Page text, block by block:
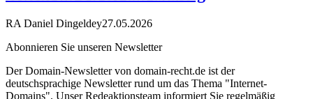
RA Daniel Dingeldey27.05.2026
Abonnieren Sie unseren Newsletter
Der Domain-Newsletter von domain-recht.de ist der
deutschsprachige Newsletter rund um das Thema "Internet-
Domains". Unser Redeaktionsteam informiert Sie regelmäßig